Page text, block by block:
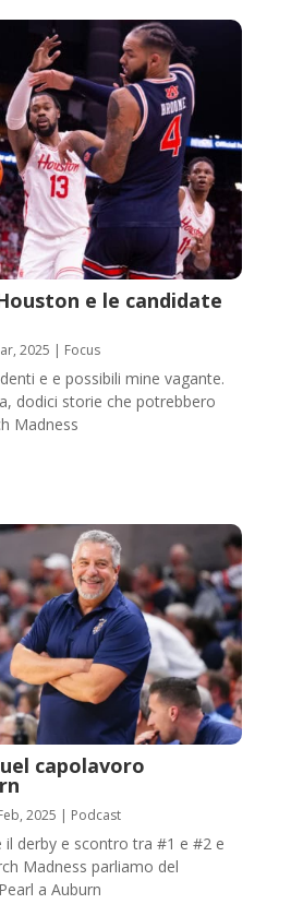
e le candidate
2025 | Focus
e e possibili mine vagante.
dodici storie che potrebbero
Madness
capolavoro
2025 | Podcast
il derby e scontro tra #1 e #2 e
Madness parliamo del
a Auburn